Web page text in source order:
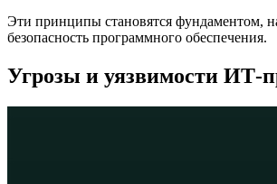
Эти принципы становятся фундаментом,
безопасность программного обеспечения.
Угрозы и уязвимости ИТ-